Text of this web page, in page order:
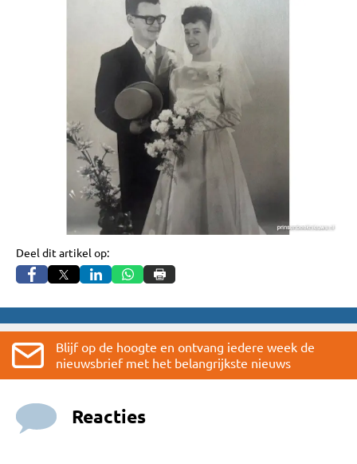
Deel dit artikel op:
Blijf op de hoogte en ontvang iedere week de
nieuwsbrief met het belangrijkste nieuws
Reacties